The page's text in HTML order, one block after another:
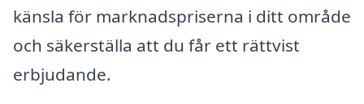
känsla för marknadspriserna i ditt område
och säkerställa att du får ett rättvist
erbjudande.